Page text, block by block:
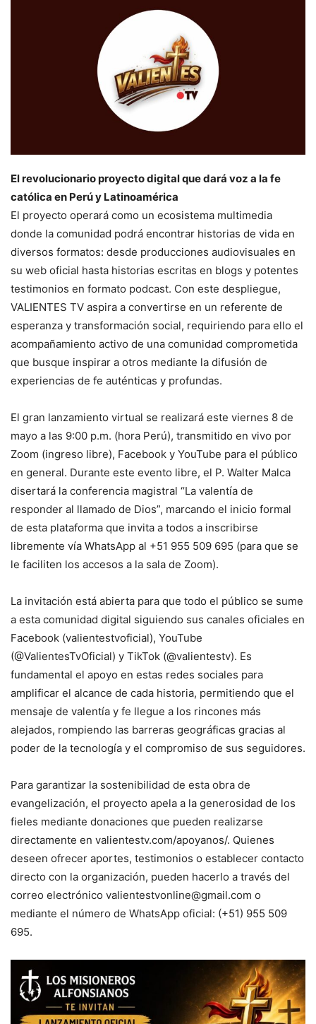
El revolucionario proyecto digital que dará voz a la fe
católica en Perú y Latinoamérica
El proyecto operará como un ecosistema multimedia
donde la comunidad podrá encontrar historias de vida en
diversos formatos: desde producciones audiovisuales en
su web oficial hasta historias escritas en blogs y potentes
testimonios en formato podcast. Con este despliegue,
VALIENTES TV aspira a convertirse en un referente de
esperanza y transformación social, requiriendo para ello el
acompañamiento activo de una comunidad comprometida
que busque inspirar a otros mediante la difusión de
experiencias de fe auténticas y profundas.
El gran lanzamiento virtual se realizará este viernes 8 de
mayo a las 9:00 p.m. (hora Perú), transmitido en vivo por
Zoom (ingreso libre), Facebook y YouTube para el público
en general. Durante este evento libre, el P. Walter Malca
disertará la conferencia magistral “La valentía de
responder al llamado de Dios”, marcando el inicio formal
de esta plataforma que invita a todos a inscribirse
libremente vía WhatsApp al +51 955 509 695 (para que se
le faciliten los accesos a la sala de Zoom).
La invitación está abierta para que todo el público se sume
a esta comunidad digital siguiendo sus canales oficiales en
Facebook (valientestvoficial), YouTube
(@ValientesTvOficial) y TikTok (@valientestv). Es
fundamental el apoyo en estas redes sociales para
amplificar el alcance de cada historia, permitiendo que el
mensaje de valentía y fe llegue a los rincones más
alejados, rompiendo las barreras geográficas gracias al
poder de la tecnología y el compromiso de sus seguidores.
Para garantizar la sostenibilidad de esta obra de
evangelización, el proyecto apela a la generosidad de los
fieles mediante donaciones que pueden realizarse
directamente en valientestv.com/apoyanos/. Quienes
deseen ofrecer aportes, testimonios o establecer contacto
directo con la organización, pueden hacerlo a través del
correo electrónico valientestvonline@gmail.com o
mediante el número de WhatsApp oficial: (+51) 955 509
695.